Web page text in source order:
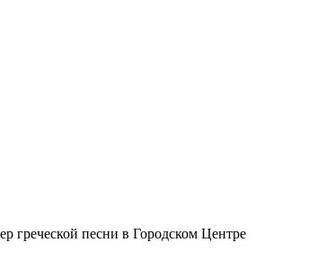
греческой песни в Городском Центре